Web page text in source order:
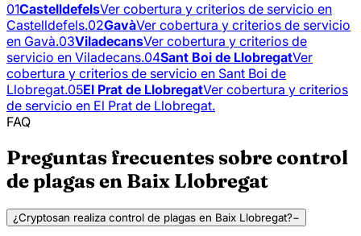
01CastelldefelsVer cobertura y criterios de servicio en
Castelldefels.02GavàVer cobertura y criterios de servicio
en Gavà.03ViladecansVer cobertura y criterios de
servicio en Viladecans.04Sant Boi de LlobregatVer
cobertura y criterios de servicio en Sant Boi de
Llobregat.05El Prat de LlobregatVer cobertura y criterios
de servicio en El Prat de Llobregat.
FAQ
Preguntas frecuentes sobre control
de plagas en Baix Llobregat
¿Cryptosan realiza control de plagas en Baix Llobregat?−